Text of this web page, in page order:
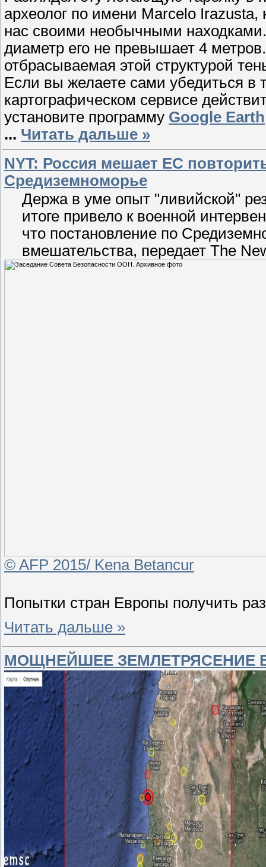
археолог по имени Marcelo Irazusta,
нас своими необычными
диаметр его не превышает 4
отбрасываемая этой структурой
Если вы желаете сами убедиться в
картографическом сервисе
установите программу Google Earth
... Читать дальше »
NYT: Россия мешает ЕС
Средиземноморье
Держа в уме опыт "ливийской"
итоге привело к военной
что постановление по
вмешательства, передает The
© AFP 2015/ Kena Betancur
Попытки стран Европы получить
Читать дальше »
МОЩНЕЙШЕЕ ЗЕМЛЕТРЯСЕНИЕ